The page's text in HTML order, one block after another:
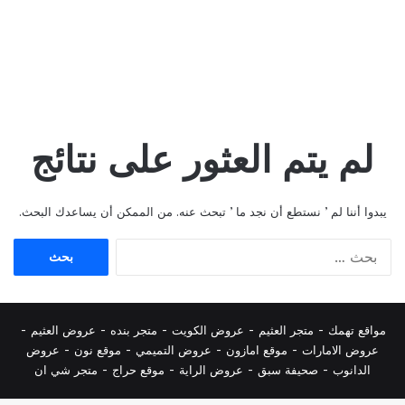
لم يتم العثور على نتائج
يبدوا أننا لم ’ نستطع أن نجد ما ’ تبحث عنه. من الممكن أن يساعدك البحث.
مواقع تهمك - متجر العثيم - عروض الكويت - متجر بنده - عروض العثيم -
عروض الامارات - موقع امازون - عروض التميمي - موقع نون - عروض
الدانوب - صحيفة سبق - عروض الراية - موقع حراج - متجر شي ان